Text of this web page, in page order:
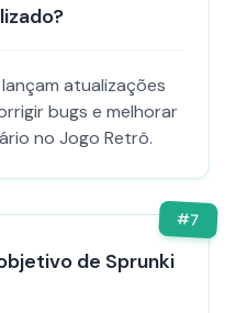
atualizações
bugs e melhorar
no Jogo Retrô.
#7
de Sprunki